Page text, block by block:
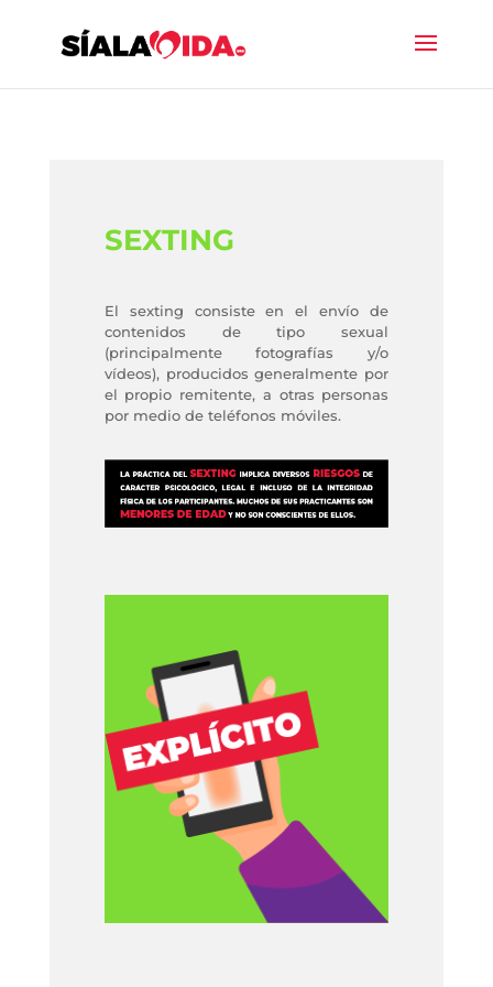
SEXTING
El sexting consiste en el envío de
contenidos de tipo sexual
(principalmente fotografías y/o
vídeos), producidos generalmente por
el propio remitente, a otras personas
por medio de teléfonos móviles.